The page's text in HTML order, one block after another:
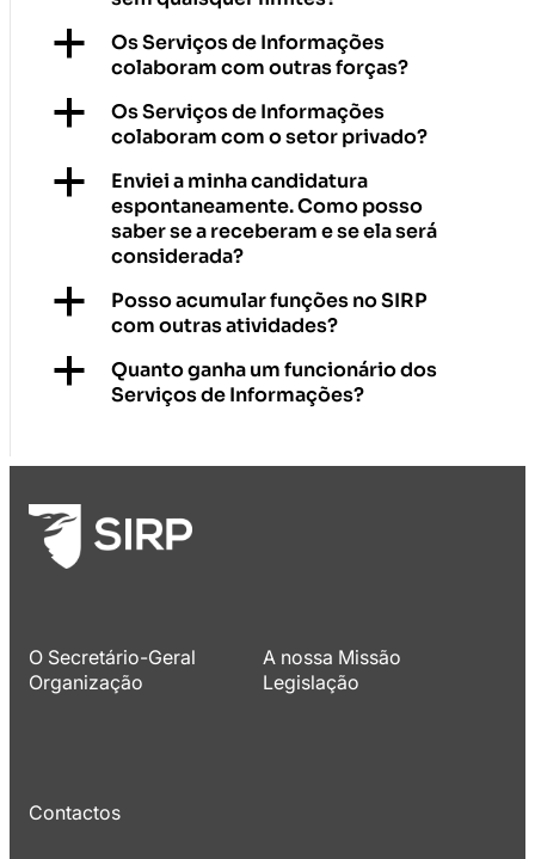
a
Os Serviços de Informações
colaboram com outras forças?
a
Os Serviços de Informações
colaboram com o setor privado?
a
Enviei a minha candidatura
espontaneamente. Como posso
saber se a receberam e se ela será
considerada?
a
Posso acumular funções no SIRP
com outras atividades?
a
Quanto ganha um funcionário dos
Serviços de Informações?
O Secretário-Geral
Organização
A nossa Missão
Legislação
Contactos